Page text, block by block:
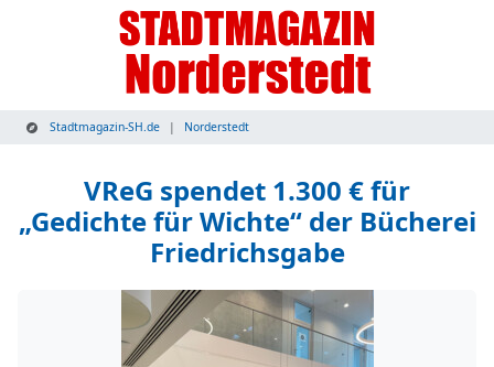
Stadtmagazin-SH.de Norderstedt
VReG spendet 1.300 € für
„Gedichte für Wichte“ der Bücherei
Friedrichsgabe